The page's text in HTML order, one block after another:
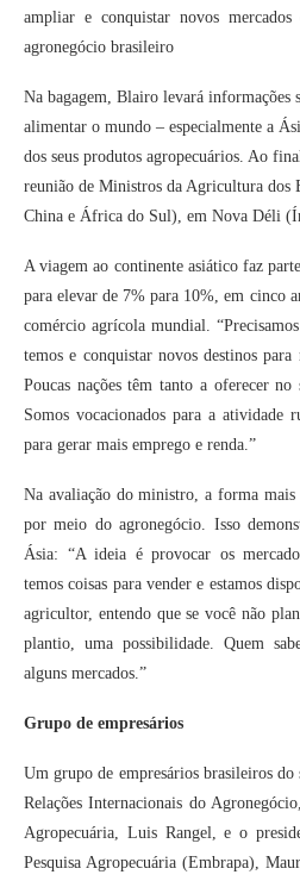
ampliar e conquistar novos
agronegócio brasileiro
Na bagagem, Blairo levará informações
alimentar o mundo – especialmente a
dos seus produtos agropecuários. Ao
reunião de Ministros da Agricultura dos
China e África do Sul), em Nova Déli
A viagem ao continente asiático faz
para elevar de 7% para 10%, em cinco
comércio agrícola mundial.
temos e conquistar novos destinos para
Poucas nações têm tanto a oferecer
Somos vocacionados para a atividade
para gerar mais emprego e renda.”
Na avaliação do ministro, a forma
por meio do agronegócio. Isso
Ásia: “A ideia é provocar os
temos coisas para vender e estamos
agricultor, entendo que se você não
plantio, uma possibilidade. Quem
alguns mercados.”
Grupo de empresários
Um grupo de empresários brasileiros do
Relações Internacionais do
Agropecuária, Luis Rangel, e o
Pesquisa Agropecuária (Embrapa),